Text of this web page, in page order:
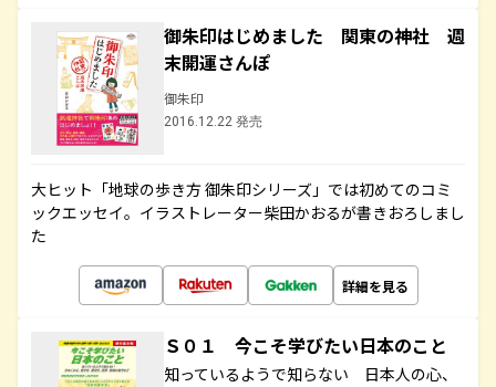
御朱印はじめました 関東の神社 週
末開運さんぽ
御朱印
2016.12.22 発売
大ヒット「地球の歩き方 御朱印シリーズ」では初めてのコミ
ックエッセイ。イラストレーター柴田かおるが書きおろしまし
た
詳細を見る
Ｓ０１ 今こそ学びたい日本のこと
知っているようで知らない 日本人の心、